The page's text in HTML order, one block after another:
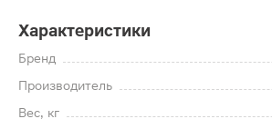
Характеристики
Бренд
Производитель
Вес, кг